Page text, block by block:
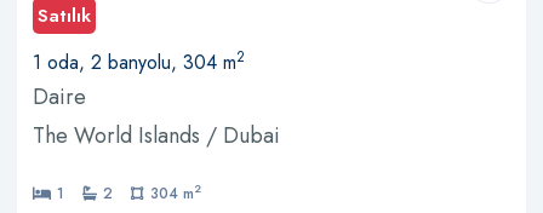
Satılık
1 oda, 2 banyolu, 304 m2
Daire
The World Islands / Dubai
1 2 304 m2